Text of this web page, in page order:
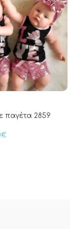
παγέτα 2859
€